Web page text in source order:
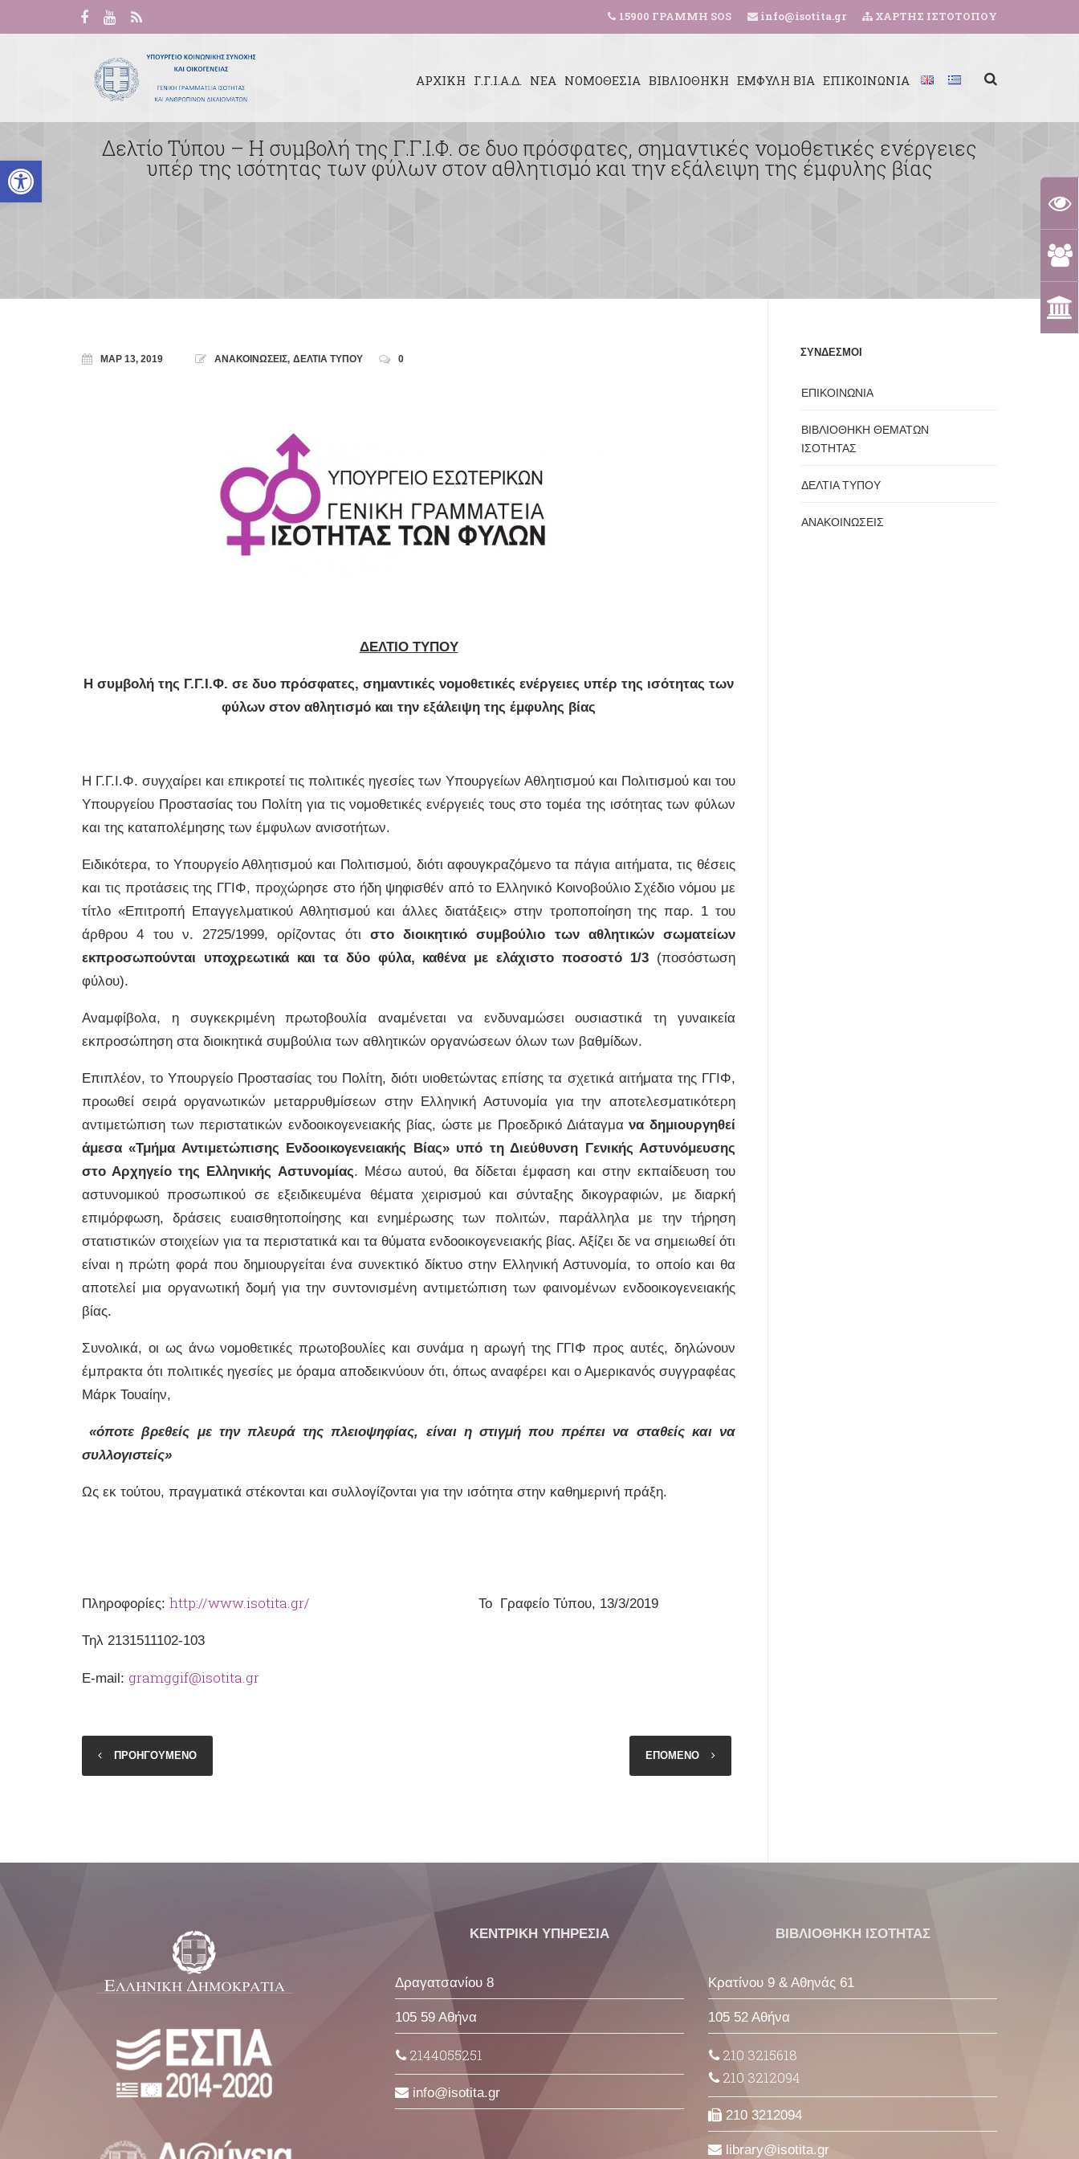
Ανοίξτε τη γραμμή εργαλείων
15900 ΓΡΑΜΜΗ SOS info@isotita.gr ΧΑΡΤΗΣ ΙΣΤΟΤΟΠΟΥ
ΑΡΧΙΚΗ Γ.Γ.Ι.Α.Δ. ΝΕΑ ΝΟΜΟΘΕΣΙΑ ΒΙΒΛΙΟΘΗΚΗ ΕΜΦΥΛΗ ΒΙΑ ΕΠΙΚΟΙΝΩΝΙΑ
Δελτίο Τύπου – Η συμβολή της Γ.Γ.Ι.Φ. σε δυο πρόσφατες, σημαντικές νομοθετικές ενέργειες
υπέρ της ισότητας των φύλων στον αθλητισμό και την εξάλειψη της έμφυλης βίας
ΜΑΡ 13, 2019 ΑΝΑΚΟΙΝΩΣΕΙΣ, ΔΕΛΤΙΑ ΤΥΠΟΥ 0
ΔΕΛΤΙΟ ΤΥΠΟΥ
Η συμβολή της Γ.Γ.Ι.Φ. σε δυο πρόσφατες, σημαντικές νομοθετικές ενέργειες υπέρ της ισότητας των
φύλων στον αθλητισμό και την εξάλειψη της έμφυλης βίας
Η Γ.Γ.Ι.Φ. συγχαίρει και επικροτεί τις πολιτικές ηγεσίες των Υπουργείων Αθλητισμού και Πολιτισμού και του
Υπουργείου Προστασίας του Πολίτη για τις νομοθετικές ενέργειές τους στο τομέα της ισότητας των φύλων
και της καταπολέμησης των έμφυλων ανισοτήτων.
Ειδικότερα, το Υπουργείο Αθλητισμού και Πολιτισμού, διότι αφουγκραζόμενο τα πάγια αιτήματα, τις θέσεις
και τις προτάσεις της ΓΓΙΦ, προχώρησε στο ήδη ψηφισθέν από το Ελληνικό Κοινοβούλιο Σχέδιο νόμου με
τίτλο «Επιτροπή Επαγγελματικού Αθλητισμού και άλλες διατάξεις» στην τροποποίηση της παρ. 1 του
άρθρου 4 του ν. 2725/1999, ορίζοντας ότι στο διοικητικό συμβούλιο των αθλητικών σωματείων
εκπροσωπούνται υποχρεωτικά και τα δύο φύλα, καθένα με ελάχιστο ποσοστό 1/3 (ποσόστωση
φύλου).
Αναμφίβολα, η συγκεκριμένη πρωτοβουλία αναμένεται να ενδυναμώσει ουσιαστικά τη γυναικεία
εκπροσώπηση στα διοικητικά συμβούλια των αθλητικών οργανώσεων όλων των βαθμίδων.
Επιπλέον, το Υπουργείο Προστασίας του Πολίτη, διότι υιοθετώντας επίσης τα σχετικά αιτήματα της ΓΓΙΦ,
προωθεί σειρά οργανωτικών μεταρρυθμίσεων στην Ελληνική Αστυνομία για την αποτελεσματικότερη
αντιμετώπιση των περιστατικών ενδοοικογενειακής βίας, ώστε με Προεδρικό Διάταγμανα δημιουργηθεί
άμεσα «Τμήμα Αντιμετώπισης Ενδοοικογενειακής Βίας» υπό τη Διεύθυνση Γενικής Αστυνόμευσης
στο Αρχηγείο της Ελληνικής Αστυνομίας. Μέσω αυτού, θα δίδεται έμφαση και στην εκπαίδευση του
αστυνομικού προσωπικού σε εξειδικευμένα θέματα χειρισμού και σύνταξης δικογραφιών, με διαρκή
επιμόρφωση, δράσεις ευαισθητοποίησης και ενημέρωσης των πολιτών, παράλληλα με την τήρηση
στατιστικών στοιχείων για τα περιστατικά και τα θύματα ενδοοικογενειακής βίας. Αξίζει δε να σημειωθεί ότι
είναι η πρώτη φορά που δημιουργείται ένα συνεκτικό δίκτυο στην Ελληνική Αστυνομία, το οποίο και θα
αποτελεί μια οργανωτική δομή για την συντονισμένη αντιμετώπιση των φαινομένων ενδοοικογενειακής
βίας.
Συνολικά, οι ως άνω νομοθετικές πρωτοβουλίες και συνάμα η αρωγή της ΓΓΙΦ προς αυτές, δηλώνουν
έμπρακτα ότι πολιτικές ηγεσίες με όραμα αποδεικνύουν ότι, όπως αναφέρει και ο Αμερικανός συγγραφέας
Μάρκ Τουαίην,
«όποτε βρεθείς με την πλευρά της πλειοψηφίας, είναι η στιγμή που πρέπει να σταθείς και να
συλλογιστείς»
Ως εκ τούτου, πραγματικά στέκονται και συλλογίζονται για την ισότητα στην καθημερινή πράξη.
Πληροφορίες: http://www.isotita.gr/ Το Γραφείο Τύπου, 13/3/2019
Τηλ 2131511102-103
Ε-mail: gramggif@isotita.gr
ΠΡΟΗΓΟΥΜΕΝΟ ΕΠΟΜΕΝΟ
ΣΥΝΔΕΣΜΟΙ
ΕΠΙΚΟΙΝΩΝΙΑ
ΒΙΒΛΙΟΘΗΚΗ ΘΕΜΑΤΩΝ
ΙΣΟΤΗΤΑΣ
ΔΕΛΤΙΑ ΤΥΠΟΥ
ΑΝΑΚΟΙΝΩΣΕΙΣ
ΚΕΝΤΡΙΚΗ ΥΠΗΡΕΣΙΑ
Δραγατσανίου 8
105 59 Αθήνα
2144055251
info isotita gr
ΒΙΒΛΙΟΘΗΚΗ ΙΣΟΤΗΤΑΣ
Κρατίνου 9 & Αθηνάς 61
105 52 Αθήνα
210 3215618
210 3212094
210 3212094
library isotita gr